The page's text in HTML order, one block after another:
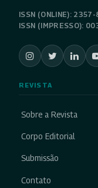
ISSN (ONLINE):
ISSN (IMPRESSO):
REVISTA
Sobre a Revista
Corpo Editorial
Submissão
Contato